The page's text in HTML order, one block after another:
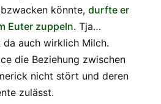
könnte, durfte er
Euter zuppeln. Tja…
auch wirklich Milch.
die Beziehung zwischen
nicht stört und deren
zulässt.